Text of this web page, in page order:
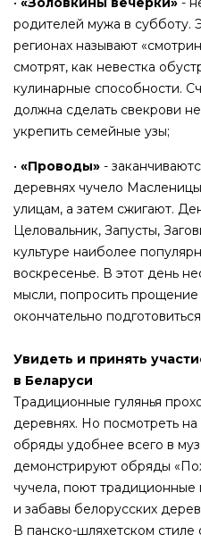
родителей мужа в субботу.
регионах называют
смотрят, как невестка
кулинарные способности.
должна сделать свекрови
укрепить семейные узы;
• «Проводы» -
деревнях чучело
улицам, а затем сжигают.
Целовальник, Запусты,
культуре наиболее
воскресенье. В этот день
мысли, попросить прощение
окончательно
Увидеть и принять
в Беларуси
Традиционные гулянья
деревнях. Но посмотреть
обряды удобнее всего в
демонстрируют обряды
чучела, поют традиционные
и забавы белорусских
В панско-шляхетском